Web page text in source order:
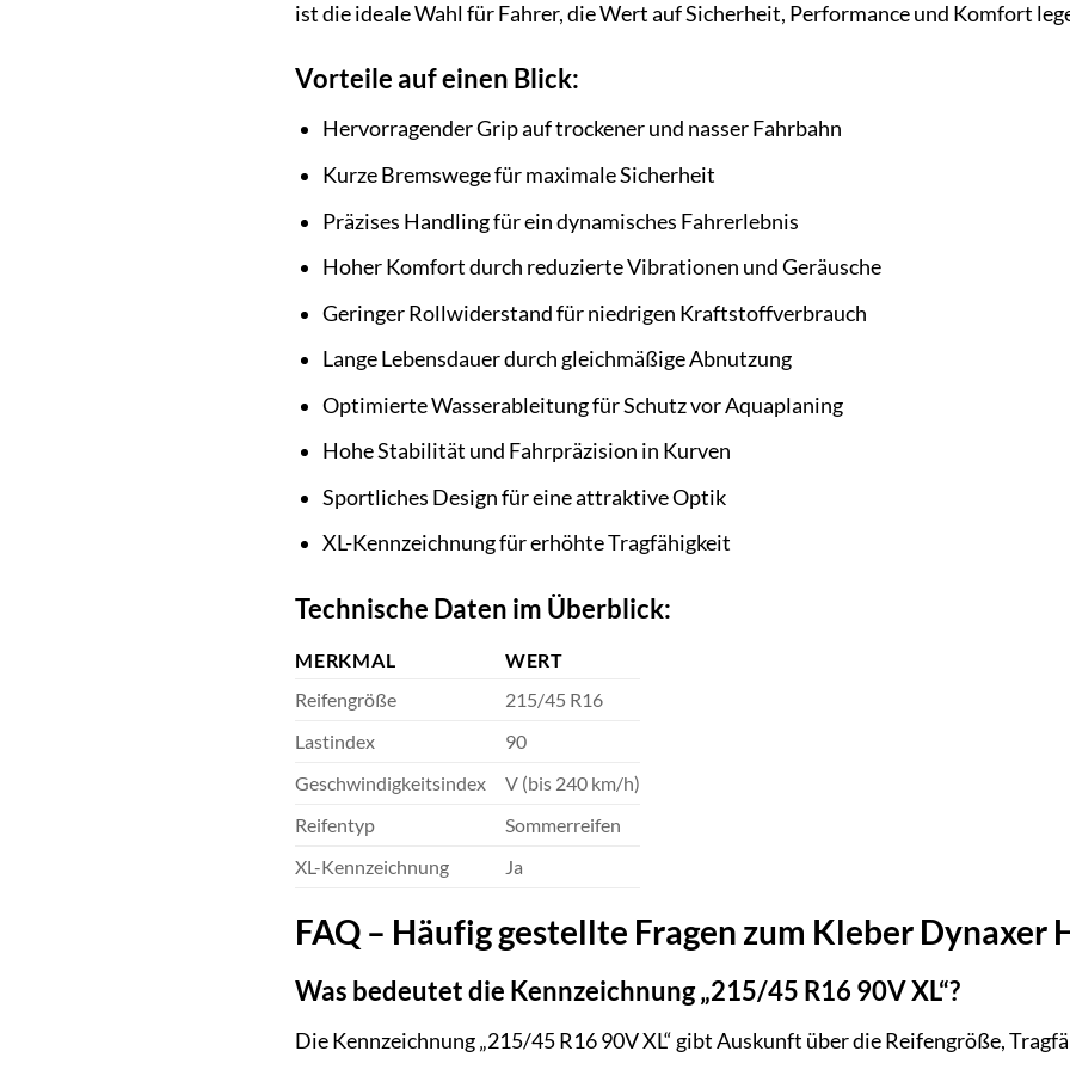
ist die ideale Wahl für Fahrer, die Wert auf Sicherheit, Performance und Komfort
Vorteile auf einen Blick:
Hervorragender Grip auf trockener und nasser Fahrbahn
Kurze Bremswege für maximale Sicherheit
Präzises Handling für ein dynamisches Fahrerlebnis
Hoher Komfort durch reduzierte Vibrationen und Geräusche
Geringer Rollwiderstand für niedrigen Kraftstoffverbrauch
Lange Lebensdauer durch gleichmäßige Abnutzung
Optimierte Wasserableitung für Schutz vor Aquaplaning
Hohe Stabilität und Fahrpräzision in Kurven
Sportliches Design für eine attraktive Optik
XL-Kennzeichnung für erhöhte Tragfähigkeit
Technische Daten im Überblick:
MERKMAL
WERT
Reifengröße
215/45 R16
Lastindex
90
Geschwindigkeitsindex
V (bis 240 km/h)
Reifentyp
Sommerreifen
XL-Kennzeichnung
Ja
FAQ – Häufig gestellte Fragen zum Kleber Dynaxer
Was bedeutet die Kennzeichnung „215/45 R16 90V XL“?
Die Kennzeichnung „215/45 R16 90V XL“ gibt Auskunft über die Reifengröße,